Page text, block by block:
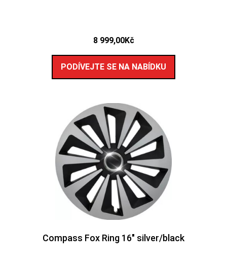
8 999,00Kč
PODÍVEJTE SE NA NABÍDKU
Compass Fox Ring 16″ silver/black